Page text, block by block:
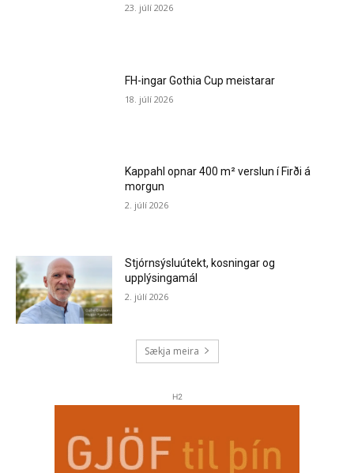
23. júlí 2026
FH-ingar Gothia Cup meistarar
18. júlí 2026
Kappahl opnar 400 m² verslun í Firði á
morgun
2. júlí 2026
Stjórnsýsluútekt, kosningar og
upplýsingamál
2. júlí 2026
Sækja meira
H2